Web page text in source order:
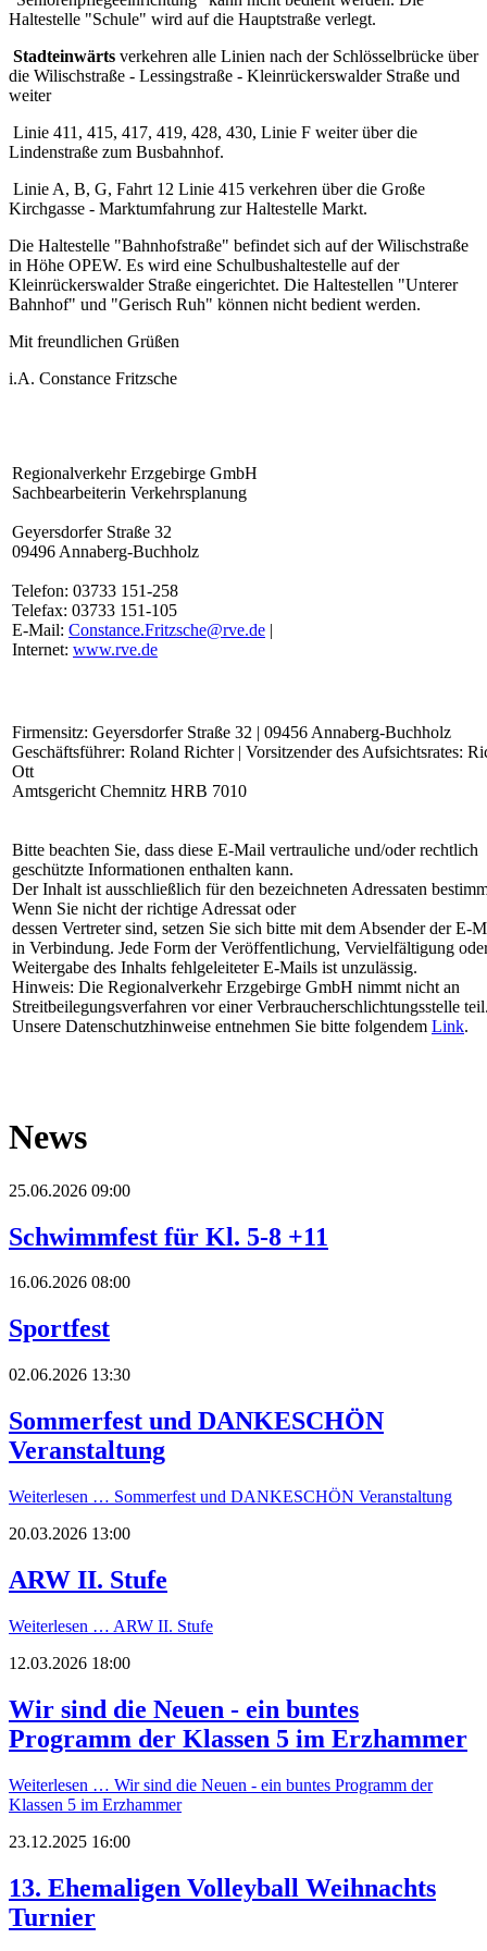
Haltestelle "Schule" wird auf die Hauptstraße verlegt.
Stadteinwärts verkehren alle Linien nach der Schlösselbrücke über
die Wilischstraße - Lessingstraße - Kleinrückerswalder Straße und
weiter
Linie 411, 415, 417, 419, 428, 430, Linie F weiter über die
Lindenstraße zum Busbahnhof.
Linie A, B, G, Fahrt 12 Linie 415 verkehren über die Große
Kirchgasse - Marktumfahrung zur Haltestelle Markt.
Die Haltestelle "Bahnhofstraße" befindet sich auf der Wilischstraße
in Höhe OPEW. Es wird eine Schulbushaltestelle auf der
Kleinrückerswalder Straße eingerichtet. Die Haltestellen "Unterer
Bahnhof" und "Gerisch Ruh" können nicht bedient werden.
Mit freundlichen Grüßen
i.A. Constance Fritzsche
Regionalverkehr Erzgebirge GmbH
Sachbearbeiterin Verkehrsplanung
Geyersdorfer Straße 32
09496 Annaberg-Buchholz
Telefon: 03733 151-258
Telefax: 03733 151-105
E-Mail: Constance.Fritzsche@rve.de |
Internet: www.rve.de
Firmensitz: Geyersdorfer Straße 32 | 09456 Annaberg-Buchholz
Geschäftsführer: Roland Richter | Vorsitzender des Aufsichtsrates:
Ott
Amtsgericht Chemnitz HRB 7010
Bitte beachten Sie, dass diese E-Mail vertrauliche und/oder rechtlich
geschützte Informationen enthalten kann.
Der Inhalt ist ausschließlich für den bezeichneten Adressaten
Wenn Sie nicht der richtige Adressat oder
dessen Vertreter sind, setzen Sie sich bitte mit dem Absender der E-
in Verbindung. Jede Form der Veröffentlichung, Vervielfältigung
Weitergabe des Inhalts fehlgeleiteter E-Mails ist unzulässig.
Hinweis: Die Regionalverkehr Erzgebirge GmbH nimmt nicht an
Streitbeilegungsverfahren vor einer Verbraucherschlichtungsstelle
Unsere Datenschutzhinweise entnehmen Sie bitte folgendem Link.
News
25.06.2026 09:00
Schwimmfest für Kl. 5-8 +11
16.06.2026 08:00
Sportfest
02.06.2026 13:30
Sommerfest und DANKESCHÖN
Veranstaltung
Weiterlesen … Sommerfest und DANKESCHÖN Veranstaltung
20.03.2026 13:00
ARW II. Stufe
Weiterlesen … ARW II. Stufe
12.03.2026 18:00
Wir sind die Neuen - ein buntes
Programm der Klassen 5 im Erzhammer
Weiterlesen … Wir sind die Neuen - ein buntes Programm der
Klassen 5 im Erzhammer
23.12.2025 16:00
13. Ehemaligen Volleyball Weihnachts
Turnier